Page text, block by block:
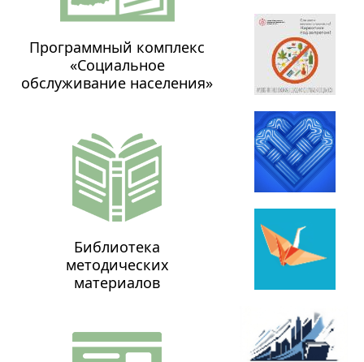
Программный комплекс
«Социальное
обслуживание населения»
Библиотека
методических
материалов